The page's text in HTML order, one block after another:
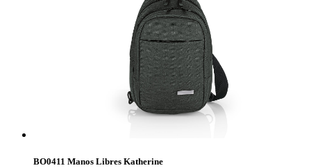
BO0411 Manos Libres Katherine